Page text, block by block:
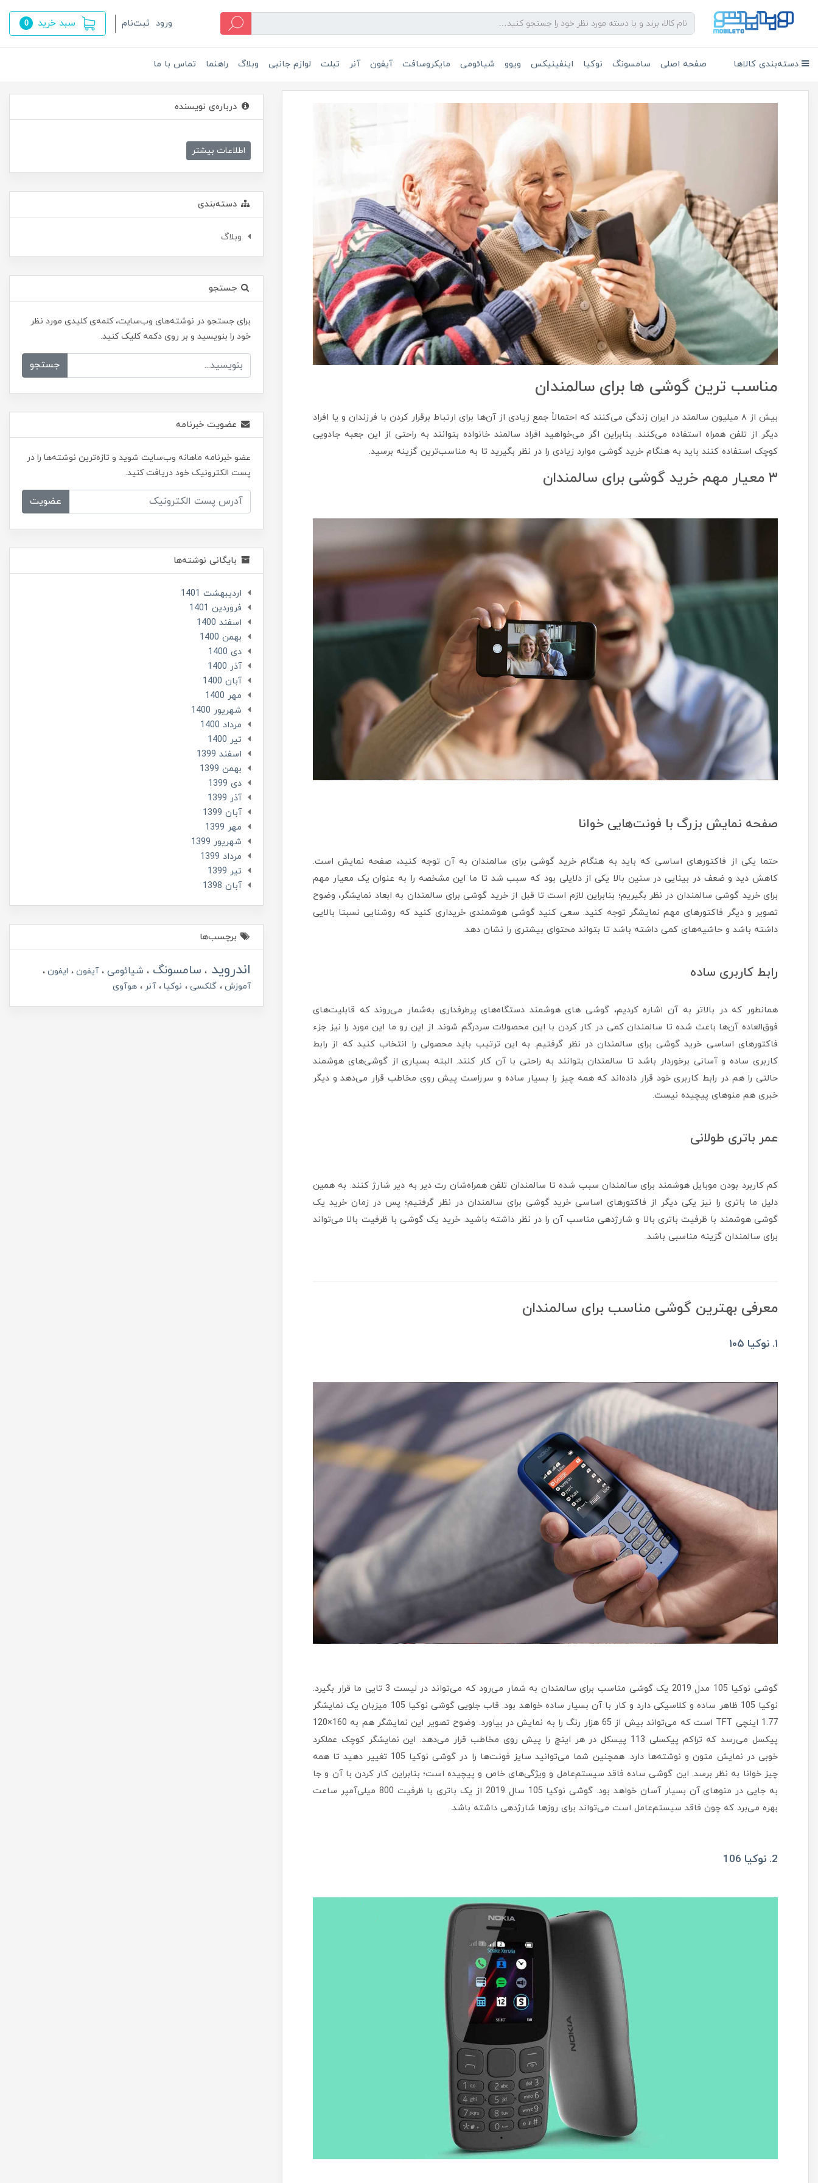
ورود ثبت‌نام سبد خرید 0
دسته‌بندی کالاها صفحه اصلی سامسونگ نوکیا اینفینیکس ویوو شیائومی مایکروسافت آیفون آنر تبلت لوازم جانبی وبلاگ راهنما تماس با ما
مناسب ترین گوشی ها برای سالمندان
بیش از ۸ میلیون سالمند در ایران زندگی می‌کنند که احتمالاً جمع زیادی از آن‌ها برای ارتباط برقرار کردن با فرزندان و یا افراد
دیگر از تلفن همراه استفاده می‌کنند. بنابراین اگر می‌خواهید افراد سالمند خانواده بتوانند به راحتی از این جعبه جادویی
کوچک استفاده کنند باید به هنگام خرید گوشی موارد زیادی را در نظر بگیرید تا به مناسب‌ترین گزینه برسید.
۳ معیار مهم خرید گوشی برای سالمندان
صفحه‌ نمایش بزرگ با فونت‌هایی خوانا
حتما یکی از فاکتورهای اساسی که باید به هنگام خرید گوشی برای سالمندان به آن توجه کنید، صفحه نمایش است.
کاهش دید و ضعف در بینایی در سنین بالا یکی از دلایلی بود که سبب شد تا ما این مشخصه را به عنوان یک معیار مهم
برای خرید گوشی سالمندان در نظر بگیریم؛ بنابراین لازم است تا قبل از خرید گوشی برای سالمندان به ابعاد نمایشگر، وضوح
تصویر و دیگر فاکتورهای مهم نمایشگر توجه کنید. سعی کنید گوشی هوشمندی خریداری کنید که روشنایی نسبتا بالایی
داشته باشد و حاشیه‌های کمی داشته باشد تا بتواند محتوای بیشتری را نشان دهد.
رابط کاربری ساده
همانطور که در بالاتر به آن اشاره کردیم، گوشی های هوشمند دستگاه‌های پرطرفداری به‌شمار می‌روند که قابلیت‌های
فوق‌العاده آن‌ها باعث شده تا سالمندان کمی در کار کردن با این محصولات سردرگم شوند. از این رو ما این مورد را نیز جزء
فاکتورهای اساسی خرید گوشی برای سالمندان در نظر گرفتیم. به این ترتیب باید محصولی را انتخاب کنید که از رابط
کاربری ساده و آسانی برخوردار باشد تا سالمندان بتوانند به راحتی با آن کار کنند. البته بسیاری از گوشی‌های هوشمند
حالتی را هم در رابط کاربری خود قرار داده‌اند که همه چیز را بسیار ساده و سرراست پیش روی مخاطب قرار می‌دهد و دیگر
خبری هم منوهای پیچیده نیست.
عمر باتری طولانی
کم کاربرد بودن موبایل هوشمند برای سالمندان سبب شده تا سالمندان تلفن همراه‌شان رت دیر به دیر شارژ کنند. به همین
دلیل ما باتری را نیز یکی دیگر از فاکتورهای اساسی خرید گوشی برای سالمندان در نظر گرفتیم؛ پس در زمان خرید یک
گوشی هوشمند با ظرفیت باتری بالا و شارژدهی مناسب آن را در نظر داشته باشید. خرید یک گوشی با ظرفیت بالا می‌تواند
برای سالمندان گزینه مناسبی باشد.
معرفی بهترین گوشی مناسب برای سالمندان
۱. نوکیا ۱۰۵
گوشی نوکیا 105 مدل 2019 یک گوشی مناسب برای سالمندان به شمار می‌رود که می‌تواند در لیست 3 تایی ما قرار بگیرد.
نوکیا 105 ظاهر ساده و کلاسیکی دارد و کار با آن بسیار ساده خواهد بود. قاب جلویی گوشی نوکیا 105 میزبان یک نمایشگر
1.77 اینچی TFT است که می‌تواند بیش از 65 هزار رنگ را به نمایش در بیاورد. وضوح تصویر این نمایشگر هم به 160×120
پیکسل می‌رسد که تراکم پیکسلی 113 پیسکل در هر اینچ را پیش روی مخاطب قرار می‌دهد. این نمایشگر کوچک عملکرد
خوبی در نمایش متون و نوشته‌ها دارد. همچنین شما می‌توانید سایز فونت‌ها را در گوشی نوکیا 105 تغییر دهید تا همه
چیز خوانا به نظر برسد. این گوشی ساده فاقد سیستم‌عامل و ویژگی‌های خاص و پیچیده است؛ بنابراین کار کردن با آن و جا
به جایی در منوهای آن بسیار آسان خواهد بود. گوشی نوکیا 105 سال 2019 از یک باتری با ظرفیت 800 میلی‌آمپر ساعت
بهره می‌برد که چون فاقد سیستم‌عامل است می‌تواند برای روزها شارژدهی داشته باشد.
2. نوکیا 106
درباره‌ی نویسنده
اطلاعات بیشتر
دسته‌بندی
وبلاگ
جستجو
برای جستجو در نوشته‌های وب‌سایت، کلمه‌ی کلیدی مورد نظر
خود را بنویسید و بر روی دکمه کلیک کنید.
جستجو
عضویت خبرنامه
عضو خبرنامه ماهانه وب‌سایت شوید و تازه‌ترین نوشته‌ها را در
پست الکترونیک خود دریافت کنید.
عضویت
بایگانی نوشته‌ها
ارديبهشت 1401
فروردین 1401
اسفند 1400
بهمن 1400
دی 1400
آذر 1400
آبان 1400
مهر 1400
شهریور 1400
مرداد 1400
تير 1400
اسفند 1399
بهمن 1399
دی 1399
آذر 1399
آبان 1399
مهر 1399
شهریور 1399
مرداد 1399
تير 1399
آبان 1398
برچسب‌ها
اندروید سامسونگ شیائومی آیفون
ایفون
آموزش
گلکسی نوکیا آنر هوآوی